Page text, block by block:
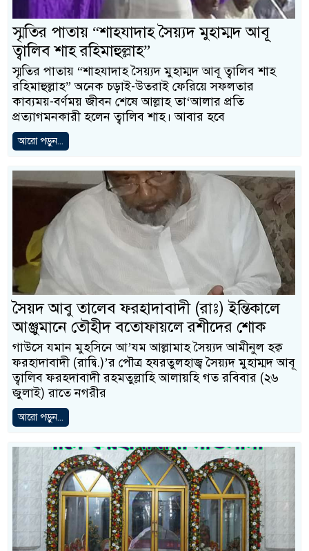
স্মৃতির পাতায় “শাহযাদাহ সৈয়্যদ মুহাম্মদ আবূ
ত্বালিব শাহ রহিমাহুল্লাহ”
স্মৃতির পাতায় “শাহযাদাহ সৈয়্যদ মুহাম্মদ আবূ ত্বালিব শাহ
রহিমাহুল্লাহ” অনেক চড়াই-উতরাই ফেরিয়ে সফলতার
কাব্যময়-বর্ণময় জীবন শেষে আল্লাহ তা‘আলার প্রতি
প্রত্যাগমনকারী হলেন ত্বালিব শাহ। আবার হবে
আরো পড়ুন...
সৈয়দ আবু তালেব ফরহাদাবাদী (রাঃ) ইন্তিকালে
আঞ্জুমানে তৌহীদ বতোফায়লে রশীদের শোক
গাউসে যমান মুহসিনে আ’যম আল্লামাহ সৈয়্যদ আমীনুল হক্ব
ফরহাদাবাদী (রাদ্বি.)’র পৌত্র হযরতুলহাজ্ব সৈয়্যদ মুহাম্মদ আবূ
ত্বালিব ফরহদাবাদী রহমতুল্লাহি আলায়হি গত রবিবার (২৬
‍জুলাই) রাতে নগরীর
আরো পড়ুন...